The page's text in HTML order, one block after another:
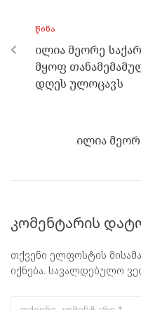
o
o
k
er m
ᲬᲘᲜᲐ
ილია მეორე
მყოფ
დღეს ულოცავს
ილია
კომენტარის
თქვენი ელფოსტის
იქნება. სავალდებულო